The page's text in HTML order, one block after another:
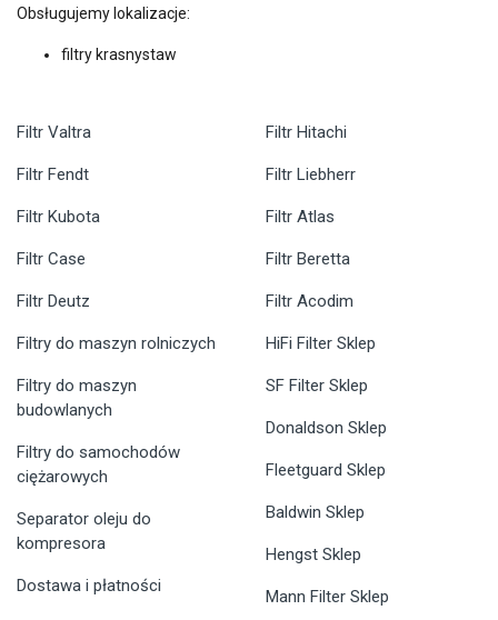
Obsługujemy lokalizacje:
filtry krasnystaw
Filtr Valtra
Filtr Fendt
Filtr Kubota
Filtr Case
Filtr Deutz
Filtr Hitachi
Filtr Liebherr
Filtr Atlas
Filtr Beretta
Filtr Acodim
Filtry do maszyn rolniczych
Filtry do maszyn
budowlanych
Filtry do samochodów
ciężarowych
Separator oleju do
kompresora
Dostawa i płatności
HiFi Filter Sklep
SF Filter Sklep
Donaldson Sklep
Fleetguard Sklep
Baldwin Sklep
Hengst Sklep
Mann Filter Sklep